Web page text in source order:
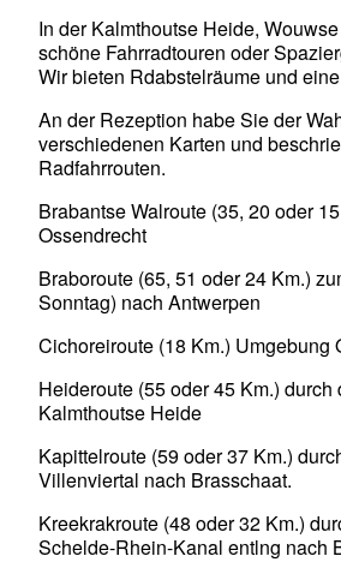
In der Kalmthoutse Heide,
schöne Fahrradtouren oder
Wir bieten Rdabstelräume und
An der Rezeption habe Sie der
verschiedenen Karten und
Radfahrrouten.
Brabantse Walroute (35, 20 oder
Ossendrecht
Braboroute (65, 51 oder 24 Km.)
Sonntag) nach Antwerpen
Cichoreiroute (18 Km.) Umgebung
Heideroute (55 oder 45 Km.)
Kalmthoutse Heide
Kapittelroute (59 oder 37 Km.)
Villenviertal nach Brasschaat.
Kreekrakroute (48 oder 32 Km.)
Schelde-Rhein-Kanal entlng nach